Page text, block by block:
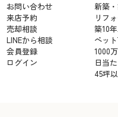
お問い合わせ
来店予約
売却相談
LINEから相談
会員登録
ログイン
新築
リフ
築10
ペッ
1000
日当
45坪